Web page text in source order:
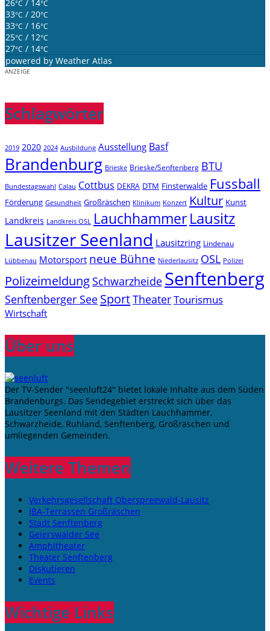
26°C / 14°C
33°C / 20°C
33°C / 16°C
25°C / 12°C
27°C / 14°C
powered by Weather Atlas
ANZEIGE
Schlagwörter
2019 2020 2024 Ausbildung Ausstellung Basf
Brandenburg Brieske Brieske/Senftenberg BTU
Bundestagswahl Calau Cottbus DEKRA DTM Finsterwalde Fussball
Förderung Gesundheit Großräschen Klinikum Konzert Kultur Kunst
Landkreis Landkreis OSL LauchhammerLausitz
Lausitzer Seenland Lausitzring Lindenau
Lübbenau Motorsport neue Bühne Niederlausitz OSL Polizei
Polizeimeldung Schwarzheide Senftenberg
Senftenberger See SportTheaterTourismus
Wirtschaft
Über uns
Der TV-Sender "seenluft24" bietet lokale Inhalte aus dem Süden
Brandenburgs. Das Sendegebiet erstreckt sich über das
Lausitzer Seenland mit den Städten Lauchhammer,
Schwarzheide, Ruhland, Senftenberg, Großräschen und
umliegenden Gemeinden.
Weitere Themen
Verkehrsgesellschaft Oberspreewald-Lausitz
IBA-Terrassen Großräschen
Stadt Senftenberg
Geierswalder See
Amphitheater
Theater Senftenberg
Diskutieren
Events
Wichtige Links